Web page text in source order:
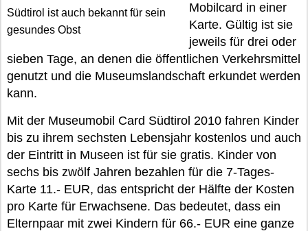
Südtirol ist auch bekannt für sein
gesundes Obst
Mobilcard in einer
Karte. Gültig ist sie
jeweils für drei oder
sieben Tage, an denen die öffentlichen Verkehrsmittel
genutzt und die Museumslandschaft erkundet werden
kann.
Mit der Museumobil Card Südtirol 2010 fahren Kinder
bis zu ihrem sechsten Lebensjahr kostenlos und auch
der Eintritt in Museen ist für sie gratis. Kinder von
sechs bis zwölf Jahren bezahlen für die 7-Tages-
Karte 11.- EUR, das entspricht der Hälfte der Kosten
pro Karte für Erwachsene. Das bedeutet, dass ein
Elternpaar mit zwei Kindern für 66.- EUR eine ganze